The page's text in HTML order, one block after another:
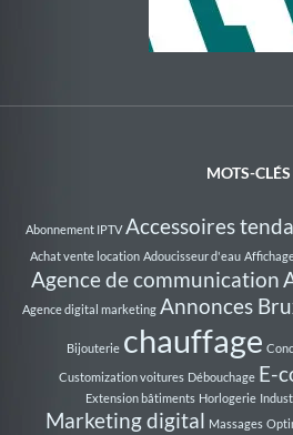
Au Rythme de la
MOTS-CLÉS
Abonnement IPTV Accessoires
Achat vente location Adoucisseur d'eau
Agence de communication
Agence digital marketing Annonces
Bijouterie chauffage
Customization voitures Débouchage E-
Extension bâtiments Horlogerie
Marketing digital Massages